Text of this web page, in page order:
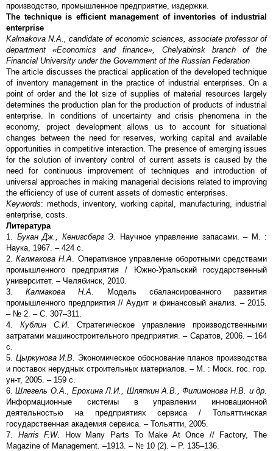
производство, промышленное предприятие, издержки.
The technique is efficient management of inventories of industrial
enterprise
Kalmakova N.A., candidate of economic sciences, associate professor of
department «Economics and finance», Chelyabinsk branch of the
Financial University under the Government of the Russian Federation
The article discusses the practical application of the developed technique
of inventory management in the practice of industrial enterprises. On a
point of order and the lot size of supplies of material resources largely
determines the production plan for the production of products of industrial
enterprise. In conditions of uncertainty and crisis phenomena in the
economy, project development allows us to account for situational
changes between the need for reserves, working capital and available
opportunities in competitive interaction. The presence of emerging issues
for the solution of inventory control of current assets is caused by the
need for continuous improvement of techniques and introduction of
universal approaches in making managerial decisions related to improving
the efficiency of use of current assets of domestic enterprises.
Keywords: methods, inventory, working capital, manufacturing, industrial
enterprise, costs.
Литература
1. Букан Дж., Кенигсберг Э.
Научное управление запасами. – М. :
Наука, 1967. – 424 с.
2.КалмаковаH.А . Оперативное управление оборотными средствами
промышленного предприятия / Южно-Уральский государственный
университет. – Челябинск, 2010.
3.Калмакова Н.А . Модель сбалансированного развития
промышленного предприятия // Аудит и финансовый анализ. – 2015.
– № 2. – С. 307–311.
4. Кублин С.И. Стратегическое управление производственными
затратами машиностроительного предприятия. – Саратов, 2006. – 164
с.
5. Цыркунова И.В . Экономическое обоснование планов производства
и поставок нерудных строительных материалов. – М. : Моск. гос. гор.
ун-т, 2005. – 159 c.
6.Шлегель О.А., Ерохина Л.И., Шляпкин А.В., Филимонова Н.В. и др
Информационные системы в управлении инновационной
деятельностью на предприятиях сервиса / Тольяттинская
государственная академия сервиса. – Тольятти, 2005.
7. Harris F.W. How Many Parts To Make At Once // Factory, The
Magazine of Management. –1913. – № 10 (2). – P. 135–136.